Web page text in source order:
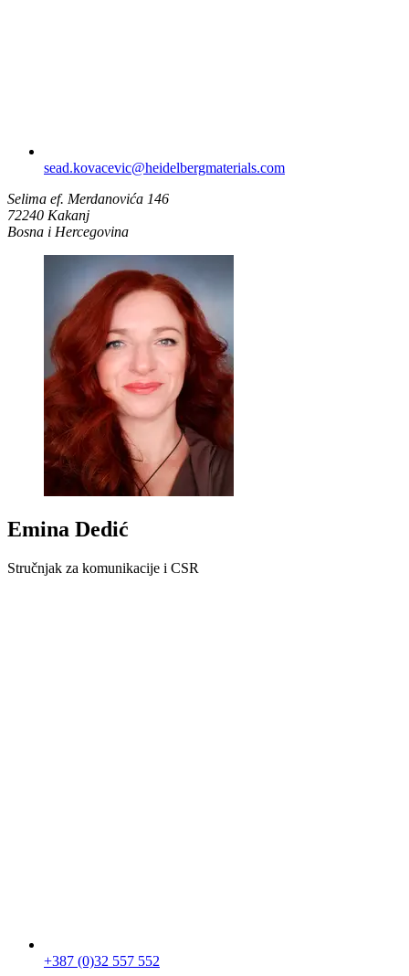
sead.kovacevic​@heidelbergmaterials.com
Selima ef. Merdanovića 146
72240 Kakanj
Bosna i Hercegovina
Emina Dedić
Stručnjak za komunikacije i CSR
+387 (0)32 557 552